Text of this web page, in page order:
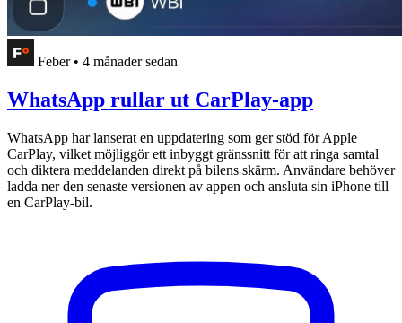
Feber • 4 månader sedan
WhatsApp rullar ut CarPlay-app
WhatsApp har lanserat en uppdatering som ger stöd för Apple
CarPlay, vilket möjliggör ett inbyggt gränssnitt för att ringa samtal
och diktera meddelanden direkt på bilens skärm. Användare behöver
ladda ner den senaste versionen av appen och ansluta sin iPhone till
en CarPlay-bil.